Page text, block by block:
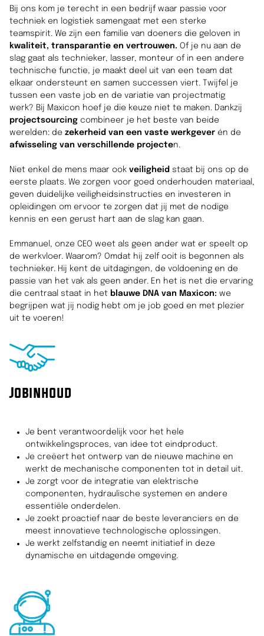
Bij ons kom je terecht in een bedrijf waar passie voor
techniek en logistiek samengaat met een sterke
teamspirit. We zijn een familie van doeners die geloven in
kwaliteit, transparantie en vertrouwen. Of je nu aan de
slag gaat als technieker, lasser, monteur of in een andere
technische functie, je maakt deel uit van een team dat
elkaar ondersteunt en samen successen viert. Twijfel je
tussen een vaste job en de variatie van projectmatig
werk? Bij Maxicon hoef je die keuze niet te maken. Dankzij
projectsourcing combineer je het beste van beide
werelden: de zekerheid van een vaste werkgever én de
afwisseling van verschillende projecten.
Niet enkel de mens maar ook veiligheid staat bij ons op de
eerste plaats. We zorgen voor goed onderhouden materiaal,
geven duidelijke veiligheidsinstructies en investeren in
opleidingen om ervoor te zorgen dat jij met de nodige
kennis en een gerust hart aan de slag kan gaan.
Emmanuel, onze CEO weet als geen ander wat er speelt op
de werkvloer. Waarom? Omdat hij zelf ooit is begonnen als
technieker. Hij kent de uitdagingen, de voldoening en de
passie van het vak als geen ander. En het is net die ervaring
die centraal staat in het blauwe DNA van Maxicon: we
begrijpen wat jij nodig hebt om je job goed en met plezier
uit te voeren!
Jobinhoud
Je bent verantwoordelijk voor het hele
ontwikkelingsproces, van idee tot eindproduct.
Je creëert het ontwerp van de nieuwe machine en
werkt de mechanische componenten tot in detail uit.
Je zorgt voor de integratie van elektrische
componenten, hydraulische systemen en andere
essentiële onderdelen.
Je zoekt proactief naar de beste leveranciers en de
meest innovatieve technologische oplossingen.
Je werkt zelfstandig en neemt initiatief in deze
dynamische en uitdagende omgeving.